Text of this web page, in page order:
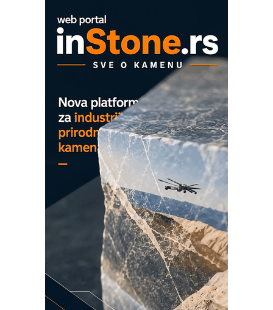
EVOKS Maintenance Management
ROSA i SCHUNK podižu proizvodnju
na viši nivo
Detekcija različitih oblika
MAREX - Lim i mašine za savremena